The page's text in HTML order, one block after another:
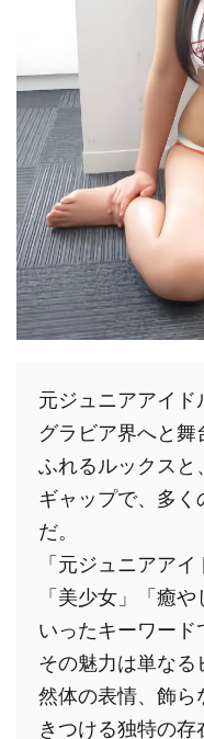
元ジュニアアイ
グラビア界へと
ふれるルックスと
ギャップで、多
だ。
「元ジュニアア
「美少女」「癒
いったキーワード
その魅力は単なる
然体の表情、飾ら
きつける独特の